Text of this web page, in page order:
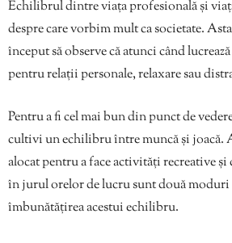
Echilibrul dintre viața profesională și
despre care vorbim mult ca societate.
început să observe că atunci când
pentru relații personale, relaxare sau
Pentru a fi cel mai bun din punct de
cultivi un echilibru între muncă și joacă.
alocat pentru a face activități recreative
în jurul orelor de lucru sunt două moduri
îmbunătățirea acestui echilibru.